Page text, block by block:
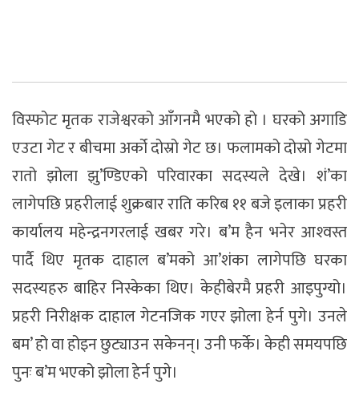
विस्फोट मृतक राजेश्वरको आँगनमै भएको हाे । घरको अगाडि
एउटा गेट र बीचमा अर्को दोस्रो गेट छ। फलामको दोस्रो गेटमा
रातो झोला झु’ण्डिएको परिवारका सदस्यले देखे। शं’का
लागेपछि प्रहरीलाई शुक्रबार राति करिब ११ बजे इलाका प्रहरी
कार्यालय महेन्द्रनगरलाई खबर गरे। ब’म हैन भनेर आश्‍वस्त
पार्दै थिए मृतक दाहाल ब’मको आ’शंका लागेपछि घरका
सदस्यहरु बाहिर निस्केका थिए। केहीबेरमै प्रहरी आइपुग्यो।
प्रहरी निरीक्षक दाहाल गेटनजिक गएर झोला हेर्न पुगे। उनले
बम’ हो वा होइन छुट्याउन सकेनन्। उनी फर्के। केही समयपछि
पुनः ब’म भएको झोला हेर्न पुगे।